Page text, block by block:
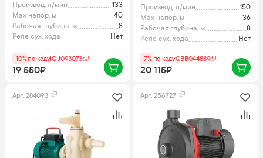
Производ. л/мин
133
Max напор, м
40
Рабочая глубина, м
8
Реле сух. хода
Нет
-10%по кодуIQJ093073
19 550₽
Производ. л/мин
150
Max напор, м
36
Рабочая глубина, м
8
Реле сух. хода
Нет
-7%по кодуQBB044889
20 115₽
Арт. 284093 Арт. 256727